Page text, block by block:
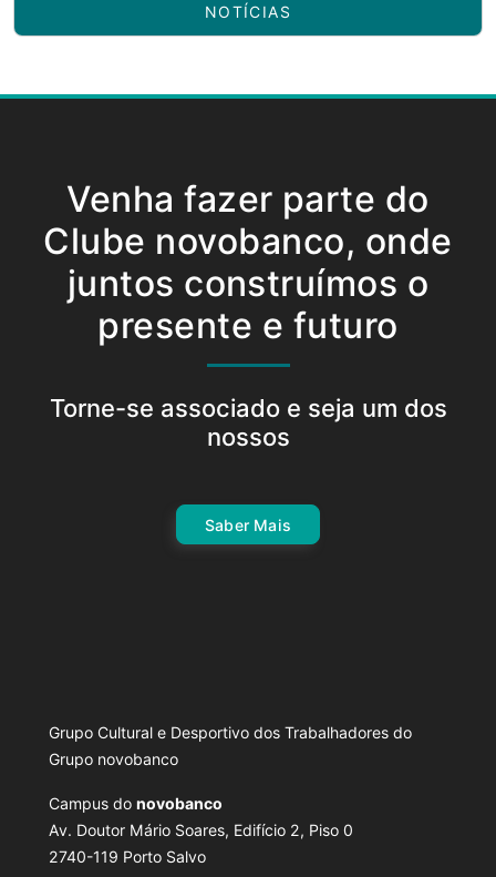
NOTÍCIAS
Venha fazer parte do
Clube novobanco, onde
juntos construímos o
presente e futuro
Torne-se associado e seja um dos
nossos
Saber Mais
Grupo Cultural e Desportivo dos Trabalhadores do
Grupo novobanco
Campus do novobanco
Av. Doutor Mário Soares, Edifício 2, Piso 0
2740-119 Porto Salvo